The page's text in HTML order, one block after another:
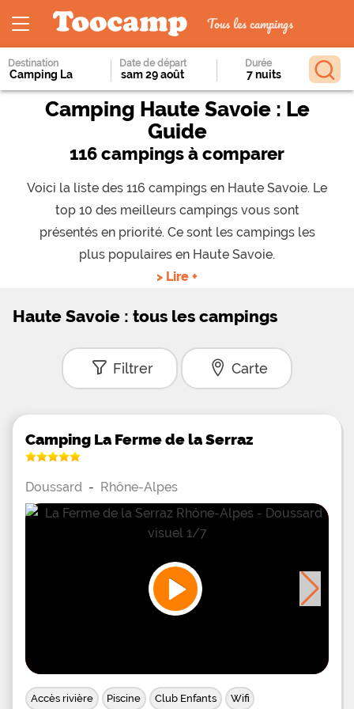
Tous les campings
Destination Date de départ Durée
Camping Haute Savoie : Le
Guide
116 campings à comparer
Voici la liste des 116 campings en Haute Savoie. Le
top 10 des meilleurs campings vous sont
présentés en priorité. Ce sont les campings les
plus populaires en Haute Savoie.
> Lire +
Haute Savoie : tous les campings
Filtrer Carte
Camping La Ferme de la Serraz
Doussard - Rhône-Alpes
Accès rivière Piscine Club Enfants Wifi